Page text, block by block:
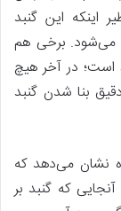
اینکه این گنبد
می‌شود. برخی هم
است؛ در آخر هیچ
بنا شدن گنبد
نشان می‌دهد که
که گنبد بر